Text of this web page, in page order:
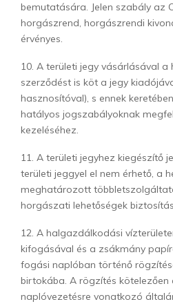
bemutatására. Jelen szabály az
horgászrend, horgászrendi
érvényes.
10. A területi jegy vásárlásával
szerződést is köt a jegy
hasznosítóval), s ennek
hatályos jogszabályoknak
kezeléséhez.
11. A területi jegyhez kiegészítő
területi jeggyel el nem érhető, a
meghatározott
horgászati lehetőségek
12. A halgazdálkodási
kifogásával és a zsákmány
fogási naplóban történő
birtokába. A rögzítés kötelezően
naplóvezetésre vonatkozó